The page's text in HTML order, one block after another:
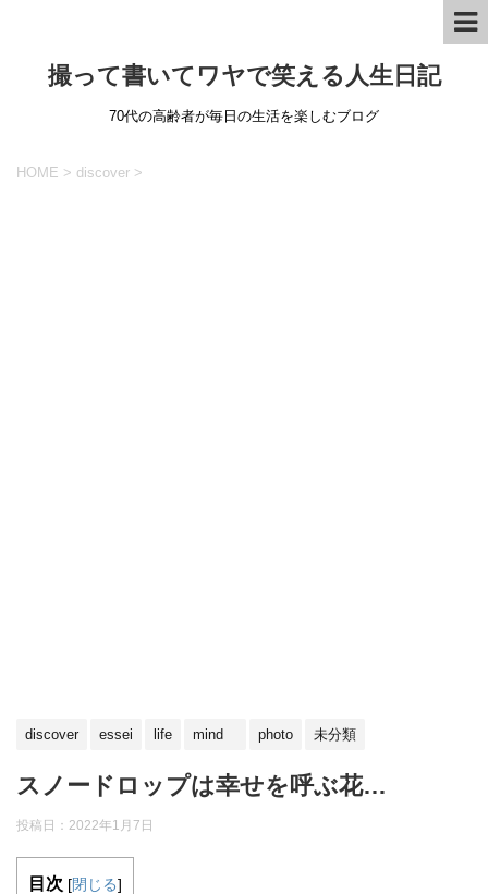
撮って書いてワヤで笑える人生日記
70代の高齢者が毎日の生活を楽しむブログ
HOME > discover >
discover essei life mind photo 未分類
スノードロップは幸せを呼ぶ花…
投稿日： 2022年1月7日
目次 [閉じる]